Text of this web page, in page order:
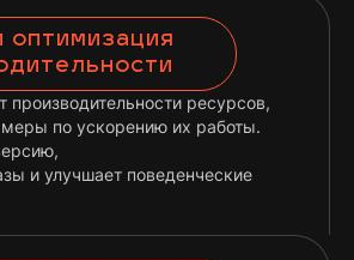
оптимизация
ресурсов,
по ускорению их работы.
и улучшает поведенческие